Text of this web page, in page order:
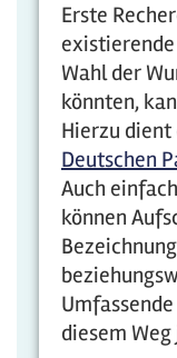
Erste
Wahl der
könnten,
Hierzu dient
Deutschen
Auch
können
diesem